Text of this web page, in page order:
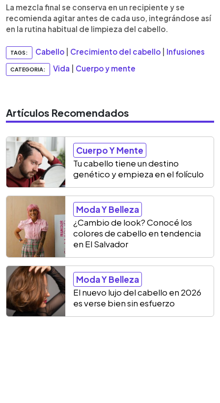
La mezcla final se conserva en un recipiente y se
recomienda agitar antes de cada uso, integrándose así
en la rutina habitual de limpieza del cabello.
TAGS: Cabello Crecimiento del cabello Infusiones
CATEGORIA: Vida Cuerpo y mente
Artículos Recomendados
Cuerpo Y Mente
Tu cabello tiene un destino
genético y empieza en el folículo
Moda Y Belleza
¿Cambio de look? Conocé los
colores de cabello en tendencia
en El Salvador
Moda Y Belleza
El nuevo lujo del cabello en 2026
es verse bien sin esfuerzo